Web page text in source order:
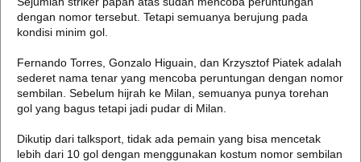
dengan nomor tersebut. Tetapi semuanya berujung pada
kondisi minim gol.
Fernando Torres, Gonzalo Higuain, dan Krzysztof Piatek adalah
sederet nama tenar yang mencoba peruntungan dengan nomor
sembilan. Sebelum hijrah ke Milan, semuanya punya torehan
gol yang bagus tetapi jadi pudar di Milan.
Dikutip dari talksport, tidak ada pemain yang bisa mencetak
lebih dari 10 gol dengan menggunakan kostum nomor sembilan